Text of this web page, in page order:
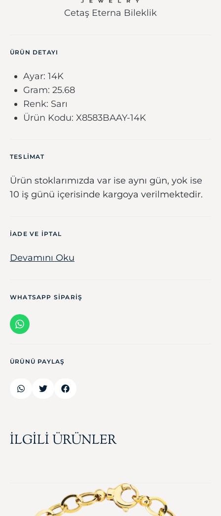
Cetaş Eterna Bileklik
ÜRÜN DETAYI
Ayar: 14K
Gram: 25.68
Renk: Sarı
Ürün Kodu: X8583BAAY-14K
TESLIMAT
Ürün stoklarımızda var ise aynı gün, yok ise
10 iş günü içerisinde kargoya verilmektedir.
IADE VE IPTAL
Devamını Oku
WHATSAPP SIPARIŞ
ÜRÜNÜ PAYLAŞ
İLGİLİ ÜRÜNLER